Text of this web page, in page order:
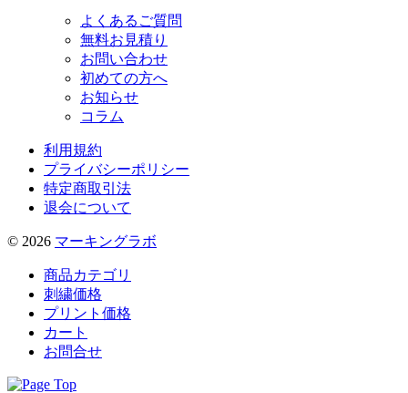
よくあるご質問
無料お見積り
お問い合わせ
初めての方へ
お知らせ
コラム
利用規約
プライバシーポリシー
特定商取引法
退会について
© 2026 マーキングラボ
商品カテゴリ
刺繍価格
プリント価格
カート
お問合せ